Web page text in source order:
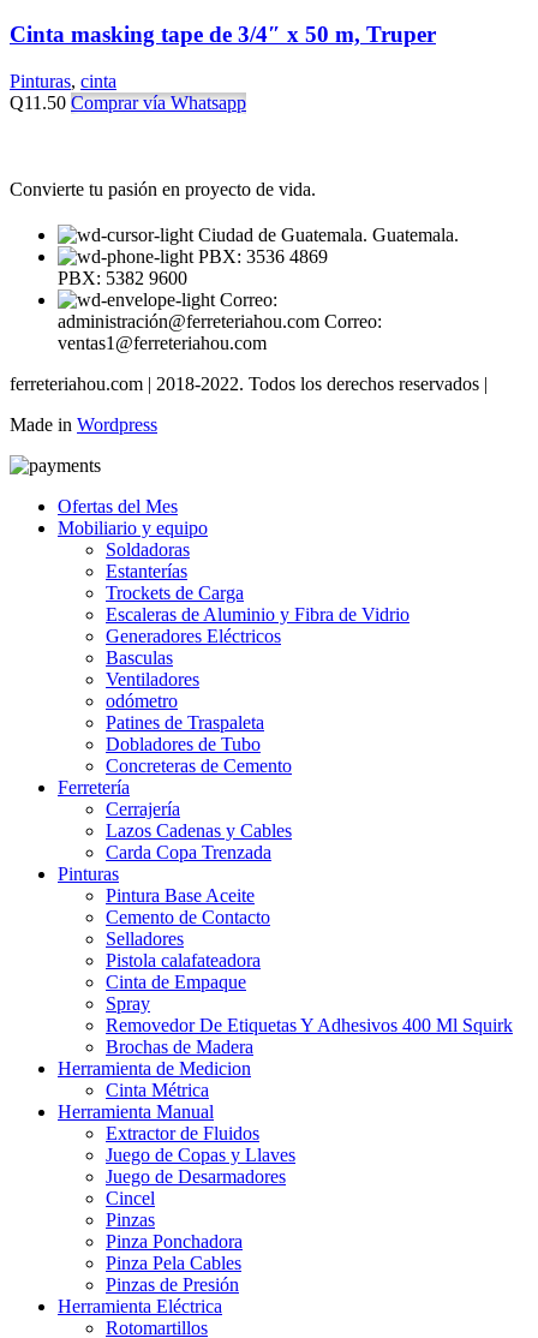
Cinta masking tape de 3/4″ x 50 m, Truper
Pinturas, cinta
Q11.50 Comprar vía Whatsapp
Convierte tu pasión en proyecto de vida.
Ciudad de Guatemala. Guatemala.
PBX: 3536 4869
PBX: 5382 9600
Correo:
administración@ferreteriahou.com Correo:
ventas1@ferreteriahou.com
ferreteriahou.com | 2018-2022. Todos los derechos reservados |
Made in Wordpress
Ofertas del Mes
Mobiliario y equipo
Soldadoras
Estanterías
Trockets de Carga
Escaleras de Aluminio y Fibra de Vidrio
Generadores Eléctricos
Basculas
Ventiladores
odómetro
Patines de Traspaleta
Dobladores de Tubo
Concreteras de Cemento
Ferretería
Cerrajería
Lazos Cadenas y Cables
Carda Copa Trenzada
Pinturas
Pintura Base Aceite
Cemento de Contacto
Selladores
Pistola calafateadora
Cinta de Empaque
Spray
Removedor De Etiquetas Y Adhesivos 400 Ml Squirk
Brochas de Madera
Herramienta de Medicion
Cinta Métrica
Herramienta Manual
Extractor de Fluidos
Juego de Copas y Llaves
Juego de Desarmadores
Cincel
Pinzas
Pinza Ponchadora
Pinza Pela Cables
Pinzas de Presión
Herramienta Eléctrica
Rotomartillos